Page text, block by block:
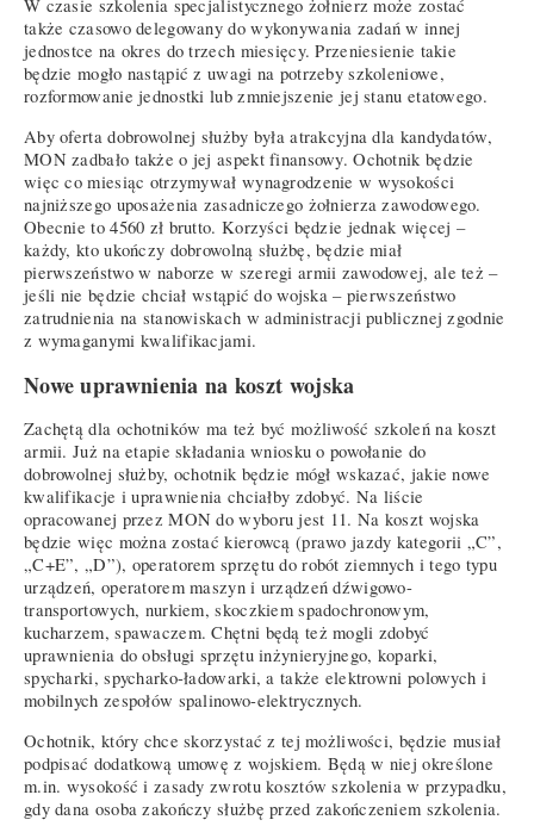
W czasie szkolenia specjalistycznego żołnierz może zostać
także czasowo delegowany do wykonywania zadań w innej
jednostce na okres do trzech miesięcy. Przeniesienie takie
będzie mogło nastąpić z uwagi na potrzeby szkoleniowe,
rozformowanie jednostki lub zmniejszenie jej stanu etatowego.
Aby oferta dobrowolnej służby była atrakcyjna dla kandydatów,
MON zadbało także o jej aspekt finansowy. Ochotnik będzie
więc co miesiąc otrzymywał wynagrodzenie w wysokości
najniższego uposażenia zasadniczego żołnierza zawodowego.
Obecnie to 4560 zł brutto. Korzyści będzie jednak więcej –
każdy, kto ukończy dobrowolną służbę, będzie miał
pierwszeństwo w naborze w szeregi armii zawodowej, ale też –
jeśli nie będzie chciał wstąpić do wojska – pierwszeństwo
zatrudnienia na stanowiskach w administracji publicznej zgodnie
z wymaganymi kwalifikacjami.
Nowe uprawnienia na koszt wojska
Zachętą dla ochotników ma też być możliwość szkoleń na koszt
armii. Już na etapie składania wniosku o powołanie do
dobrowolnej służby, ochotnik będzie mógł wskazać, jakie nowe
kwalifikacje i uprawnienia chciałby zdobyć. Na liście
opracowanej przez MON do wyboru jest 11. Na koszt wojska
będzie więc można zostać kierowcą (prawo jazdy kategorii „C”,
„C+E”, „D”), operatorem sprzętu do robót ziemnych i tego typu
urządzeń, operatorem maszyn i urządzeń dźwigowo-
transportowych, nurkiem, skoczkiem spadochronowym,
kucharzem, spawaczem. Chętni będą też mogli zdobyć
uprawnienia do obsługi sprzętu inżynieryjnego, koparki,
spycharki, spycharko-ładowarki, a także elektrowni polowych i
mobilnych zespołów spalinowo-elektrycznych.
Ochotnik, który chce skorzystać z tej możliwości, będzie musiał
podpisać dodatkową umowę z wojskiem. Będą w niej określone
m.in. wysokość i zasady zwrotu kosztów szkolenia w przypadku,
gdy dana osoba zakończy służbę przed zakończeniem szkolenia.